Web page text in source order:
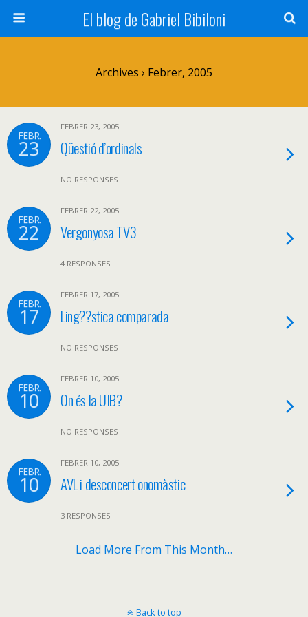
El blog de Gabriel Bibiloni
Archives › Febrer, 2005
FEBR.
23
FEBRER 23, 2005
Qüestió d’ordinals
NO RESPONSES
FEBR.
22
FEBRER 22, 2005
Vergonyosa TV3
4 RESPONSES
FEBR.
17
FEBRER 17, 2005
Ling??stica comparada
NO RESPONSES
FEBR.
10
FEBRER 10, 2005
On és la UIB?
NO RESPONSES
FEBR.
10
FEBRER 10, 2005
AVL i desconcert onomàstic
3 RESPONSES
Load More From This Month…
Back to top